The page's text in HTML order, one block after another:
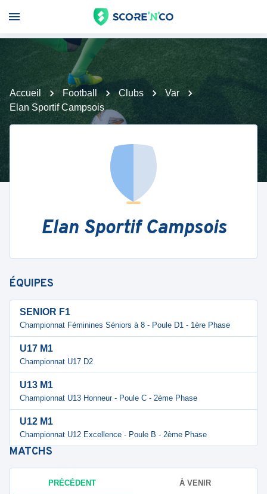
Accueil Football Clubs
Var
Elan Sportif Campsois
Elan Sportif Campsois
ÉQUIPES
SENIOR F1
Championnat Féminines Séniors à 8 - Poule D1 - 1ère Phase
U17 M1
Championnat U17 D2
U13 M1
Championnat U13 Honneur - Poule C - 2ème Phase
U12 M1
Championnat U12 Excellence - Poule B - 2ème Phase
MATCHS
PRÉCÉDENT À VENIR